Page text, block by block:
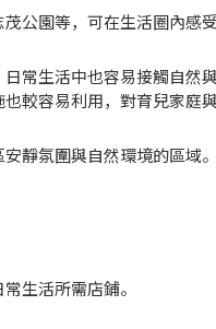
公園等，可在生活圈內感
常生活中也容易接觸自然與
較容易利用，對育兒家庭
靜氛圍與自然環境的區域。
生活所需店鋪。